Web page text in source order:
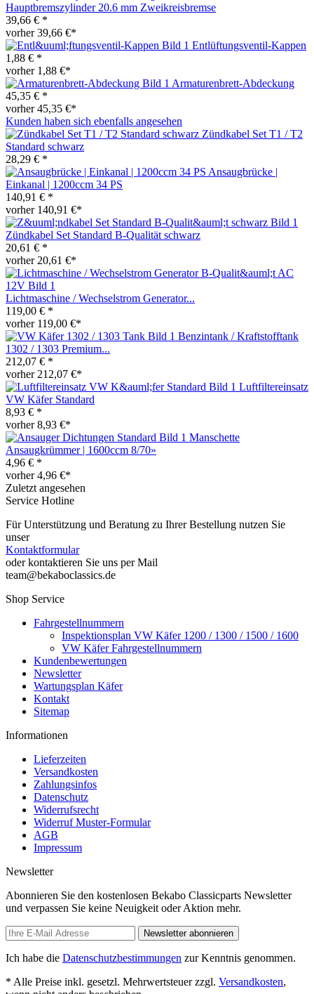
Hauptbremszylinder 20.6 mm Zweikreisbremse
39,66 € *
vorher 39,66 €*
Entlüftungsventil-Kappen
1,88 € *
vorher 1,88 €*
Armaturenbrett-Abdeckung
45,35 € *
vorher 45,35 €*
Kunden haben sich ebenfalls angesehen
Zündkabel Set T1 / T2
Standard schwarz
28,29 € *
Ansaugbrücke |
Einkanal | 1200ccm 34 PS
140,91 € *
vorher 140,91 €*
Zündkabel Set Standard B-Qualität schwarz
20,61 € *
vorher 20,61 €*
Lichtmaschine / Wechselstrom Generator...
119,00 € *
vorher 119,00 €*
Benzintank / Kraftstofftank
1302 / 1303 Premium...
212,07 € *
vorher 212,07 €*
Luftfiltereinsatz
VW Käfer Standard
8,93 € *
vorher 8,93 €*
Manschette
Ansaugkrümmer | 1600ccm 8/70»
4,96 € *
vorher 4,96 €*
Zuletzt angesehen
Service Hotline
Für Unterstützung und Beratung zu Ihrer Bestellung nutzen Sie
unser
Kontaktformular
oder kontaktieren Sie uns per Mail
team@bekaboclassics.de
Shop Service
Fahrgestellnummern
Inspektionsplan VW Käfer 1200 / 1300 / 1500 / 1600
VW Käfer Fahrgestellnummern
Kundenbewertungen
Newsletter
Wartungsplan Käfer
Kontakt
Sitemap
Informationen
Lieferzeiten
Versandkosten
Zahlungsinfos
Datenschutz
Widerrufsrecht
Widerruf Muster-Formular
AGB
Impressum
Newsletter
Abonnieren Sie den kostenlosen Bekabo Classicparts Newsletter
und verpassen Sie keine Neuigkeit oder Aktion mehr.
Newsletter abonnieren
Ich habe die Datenschutzbestimmungen zur Kenntnis genommen.
* Alle Preise inkl. gesetzl. Mehrwertsteuer zzgl. Versandkosten,